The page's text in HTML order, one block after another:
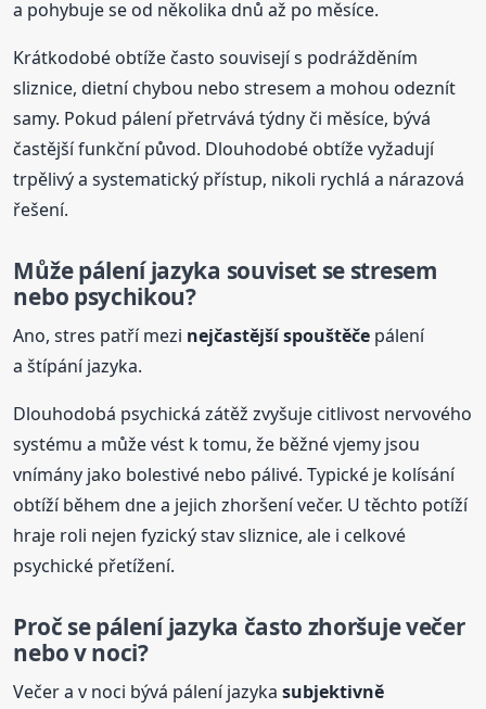
a pohybuje se od několika dnů až po měsíce.
Krátkodobé obtíže často souvisejí s podrážděním
sliznice, dietní chybou nebo stresem a mohou odeznít
samy. Pokud pálení přetrvává týdny či měsíce, bývá
častější funkční původ. Dlouhodobé obtíže vyžadují
trpělivý a systematický přístup, nikoli rychlá a nárazová
řešení.
Může pálení jazyka souviset se stresem
nebo psychikou?
Ano, stres patří mezi nejčastější spouštěče pálení
a štípání jazyka.
Dlouhodobá psychická zátěž zvyšuje citlivost nervového
systému a může vést k tomu, že běžné vjemy jsou
vnímány jako bolestivé nebo pálivé. Typické je kolísání
obtíží během dne a jejich zhoršení večer. U těchto potíží
hraje roli nejen fyzický stav sliznice, ale i celkové
psychické přetížení.
Proč se pálení jazyka často zhoršuje večer
nebo v noci?
Večer a v noci bývá pálení jazykasubjektivně